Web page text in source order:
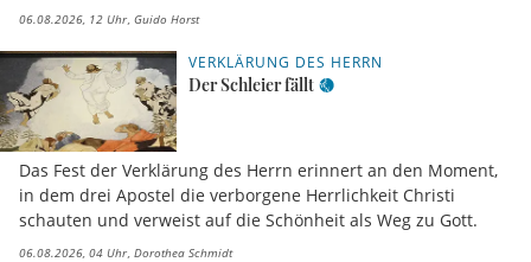
06.08.2026, 12 Uhr Guido Horst
VERKLÄRUNG DES HERRN
Der Schleier fällt
Das Fest der Verklärung des Herrn erinnert an den Moment,
in dem drei Apostel die verborgene Herrlichkeit Christi
schauten und verweist auf die Schönheit als Weg zu Gott.
06.08.2026, 04 Uhr Dorothea Schmidt